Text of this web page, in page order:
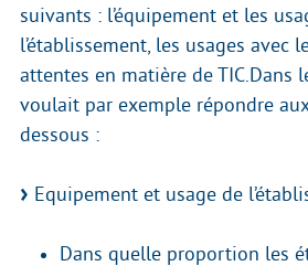
suivants : l’équipement et les
l’établissement, les usages avec
attentes en matière de TIC.Dans
voulait par exemple répondre
dessous :
Equipement et usage de
Dans quelle proportion les